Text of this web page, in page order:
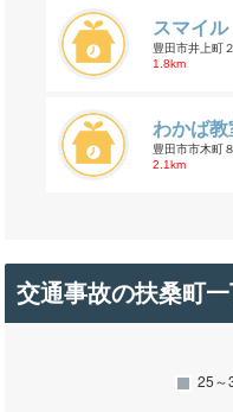
スマイル
豊田市井上町
1.8km
わかば教
豊田市市木町
2.1km
交通事故の扶桑町